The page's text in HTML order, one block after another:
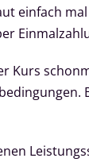
einfach
Kurs